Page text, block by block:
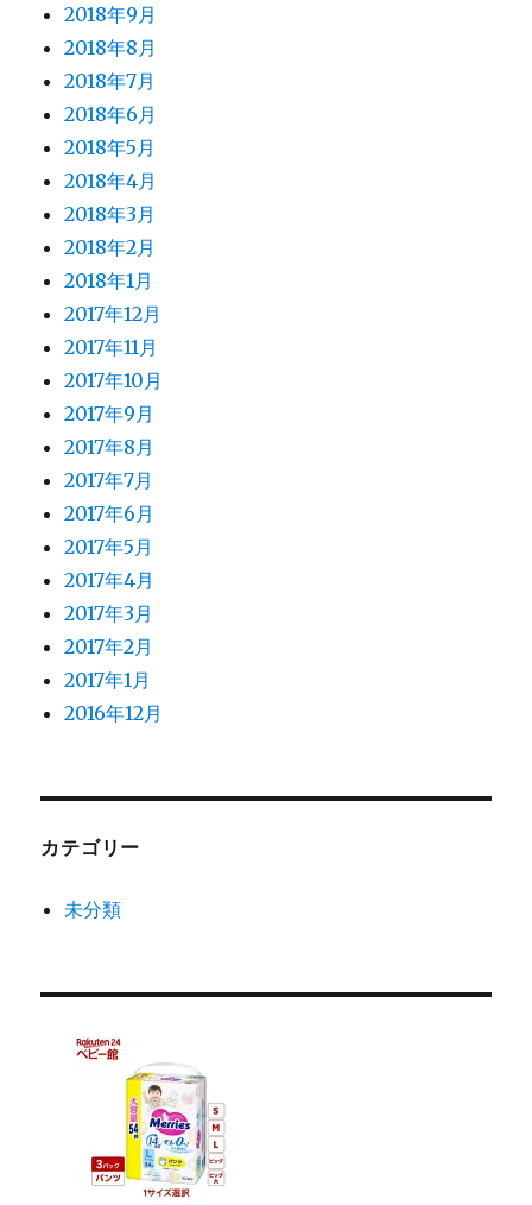
2018年9月
2018年8月
2018年7月
2018年6月
2018年5月
2018年4月
2018年3月
2018年2月
2018年1月
2017年12月
2017年11月
2017年10月
2017年9月
2017年8月
2017年7月
2017年6月
2017年5月
2017年4月
2017年3月
2017年2月
2017年1月
2016年12月
カテゴリー
未分類